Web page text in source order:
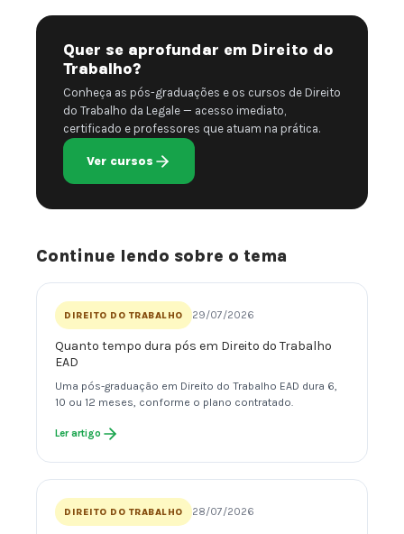
Quer se aprofundar em Direito do
Trabalho?
Conheça as pós-graduações e os cursos de Direito
do Trabalho da Legale — acesso imediato,
certificado e professores que atuam na prática.
Ver cursos
Continue lendo sobre o tema
DIREITO DO TRABALHO 29/07/2026
Quanto tempo dura pós em Direito do Trabalho
EAD
Uma pós-graduação em Direito do Trabalho EAD dura 6,
10 ou 12 meses, conforme o plano contratado.
Ler artigo
DIREITO DO TRABALHO 28/07/2026